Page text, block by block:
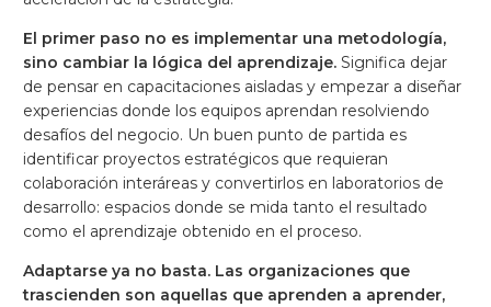
El primer paso no es implementar una metodología,
sino cambiar la lógica del aprendizaje. Significa dejar
de pensar en capacitaciones aisladas y empezar a diseñar
experiencias donde los equipos aprendan resolviendo
desafíos del negocio. Un buen punto de partida es
identificar proyectos estratégicos que requieran
colaboración interáreas y convertirlos en laboratorios de
desarrollo: espacios donde se mida tanto el resultado
como el aprendizaje obtenido en el proceso.
Adaptarse ya no basta. Las organizaciones que
trascienden son aquellas que aprenden a aprender,